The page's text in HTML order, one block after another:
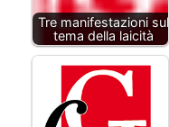
Tre manifestazioni sul
tema della laicità